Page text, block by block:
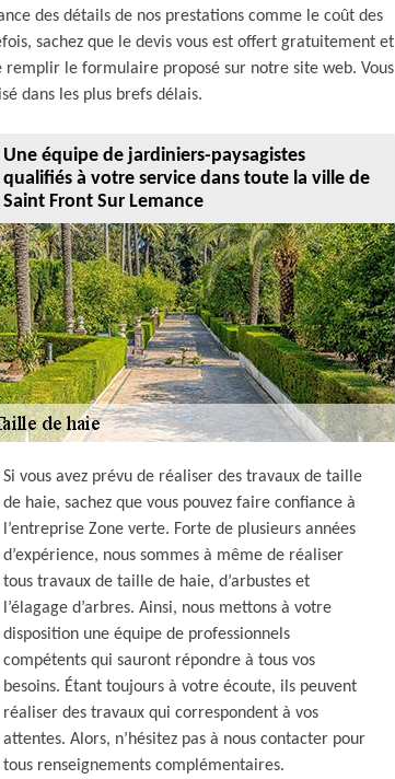
des détails de nos prestations comme le coût des
sachez que le devis vous est offert gratuitement et
remplir le formulaire proposé sur notre site web. Vous
dans les plus brefs délais.
Une équipe de jardiniers-paysagistes
qualifiés à votre service dans toute la ville de
Saint Front Sur Lemance
Si vous avez prévu de réaliser des travaux de taille
de haie, sachez que vous pouvez faire confiance à
l’entreprise Zone verte. Forte de plusieurs années
d’expérience, nous sommes à même de réaliser
tous travaux de taille de haie, d’arbustes et
l’élagage d’arbres. Ainsi, nous mettons à votre
disposition une équipe de professionnels
compétents qui sauront répondre à tous vos
besoins. Étant toujours à votre écoute, ils peuvent
réaliser des travaux qui correspondent à vos
attentes. Alors, n’hésitez pas à nous contacter pour
tous renseignements complémentaires.